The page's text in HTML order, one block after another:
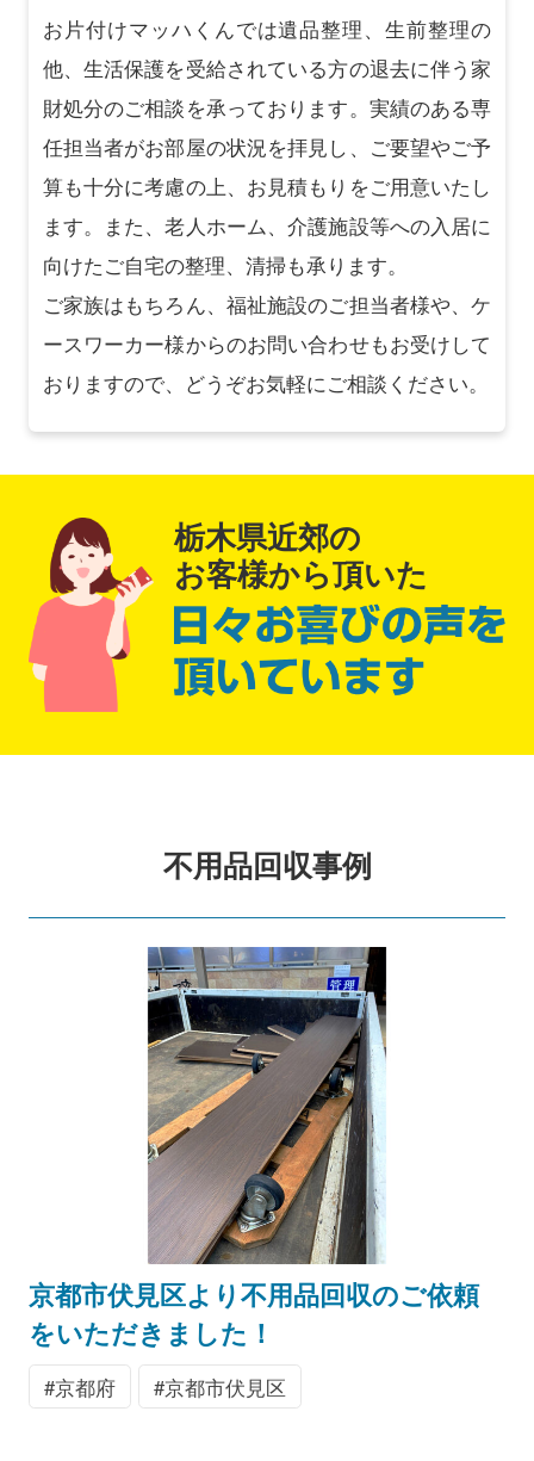
お片付けマッハくんでは遺品整理、生前整理の
他、生活保護を受給されている方の退去に伴う家
財処分のご相談を承っております。実績のある専
任担当者がお部屋の状況を拝見し、ご要望やご予
算も十分に考慮の上、お見積もりをご用意いたし
ます。また、老人ホーム、介護施設等への入居に
向けたご自宅の整理、清掃も承ります。
ご家族はもちろん、福祉施設のご担当者様や、ケ
ースワーカー様からのお問い合わせもお受けして
おりますので、どうぞお気軽にご相談ください。
栃木県近郊の
お客様から頂いた
不用品回収事例
京都市伏見区より不用品回収のご依頼
をいただきました！
京都府 京都市伏見区